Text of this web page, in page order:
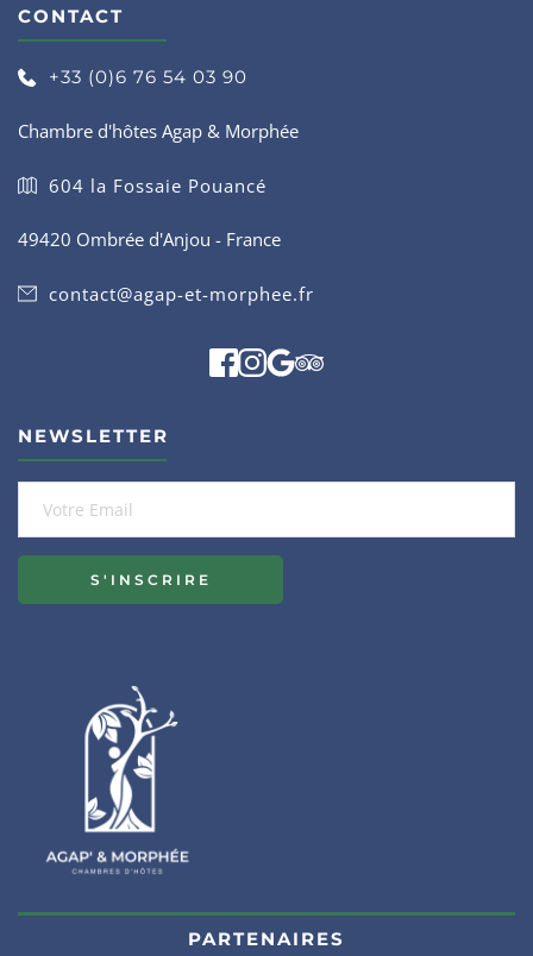
CONTACT
+33 (0)6 76 54 03 90
Chambre d'hôtes Agap & Morphée
604 la Fossaie Pouancé
49420 Ombrée d'Anjou - France
contact@agap-et-morphee.fr
NEWSLETTER
S'INSCRIRE
PARTENAIRES